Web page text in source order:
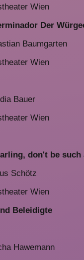
Wien
Der
Baumgarten
Wien
Bauer
Wien
don't be such
Schötz
Wien
Beleidigte
Hawemann